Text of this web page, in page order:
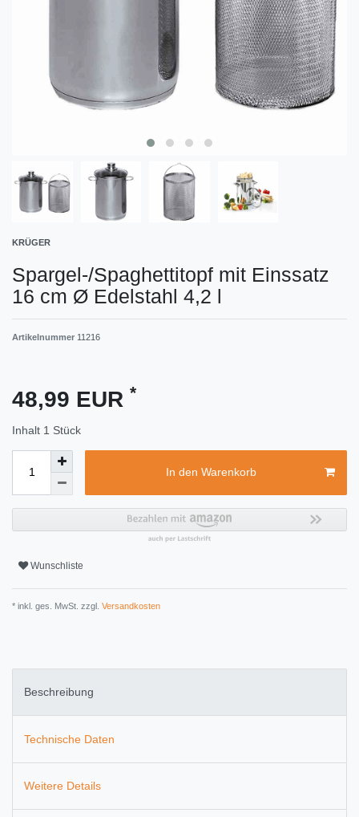
KRÜGER
Spargel-/Spaghettitopf mit Einssatz
16 cm Ø Edelstahl 4,2 l
Artikelnummer 11216
48,99 EUR *
Inhalt 1 Stück
In den Warenkorb
Wunschliste
* inkl. ges. MwSt. zzgl. Versandkosten
Beschreibung
Technische Daten
Weitere Details